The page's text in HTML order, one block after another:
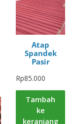
Atap
Spandek
Pasir
Rp85.000
Tambah
ke
keranjang